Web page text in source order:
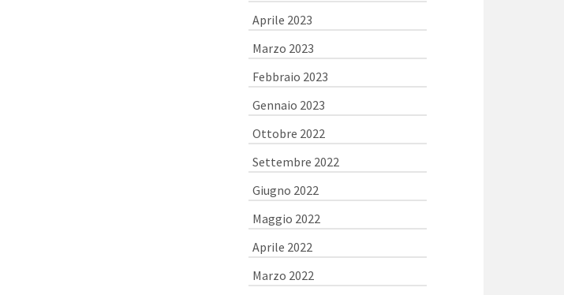
Aprile 2023
Marzo 2023
Febbraio 2023
Gennaio 2023
Ottobre 2022
Settembre 2022
Giugno 2022
Maggio 2022
Aprile 2022
Marzo 2022